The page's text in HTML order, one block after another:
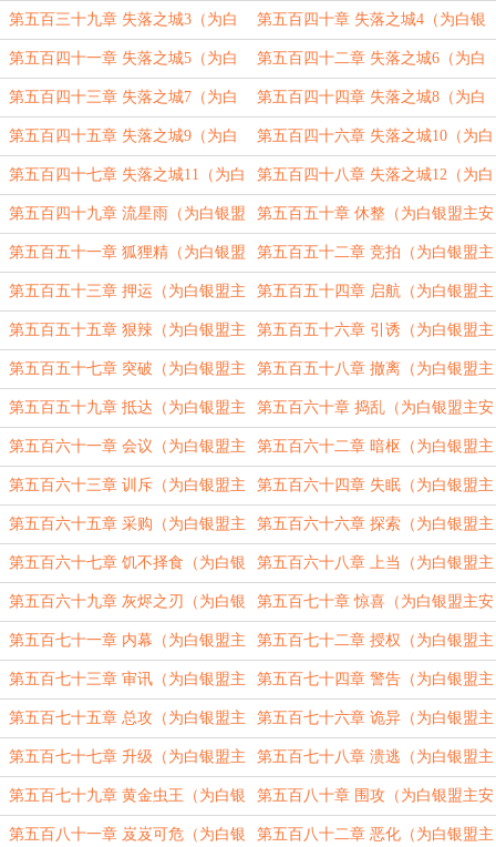
盟主安京元加更）（四合一） 银盟主安京元加更）（四合一）
第五百三十九章 失落之城3（为白
银盟主安京元加更）（四合一）
第五百四十章 失落之城4（为白银
盟主安京元加更）（四合一）
第五百四十一章 失落之城5（为白
银盟主安京元加更）（四合一）
第五百四十二章 失落之城6（为白
银盟主安京元加更）（四合一）
第五百四十三章 失落之城7（为白
银盟主安京元加更）（四合一）
第五百四十四章 失落之城8（为白
银盟主安京元加更）（四合一）
第五百四十五章 失落之城9（为白
银盟主安京元加更）（四合一）
第五百四十六章 失落之城10（为白
银盟主安京元加更）（四合一）
第五百四十七章 失落之城11（为白
银盟主安京元加更）（四合一）
第五百四十八章 失落之城12（为白
银盟主安京元加更）（四合一）
第五百四十九章 流星雨（为白银盟
主安京元加更）（四合一）
第五百五十章 休整（为白银盟主安
京元加更）（四合一）
第五百五十一章 狐狸精（为白银盟
主安京元加更）（四合一）
第五百五十二章 竞拍（为白银盟主
安京元加更）（四合一）
第五百五十三章 押运（为白银盟主
安京元加更）（四合一）
第五百五十四章 启航（为白银盟主
安京元加更）（四合一）
第五百五十五章 狠辣（为白银盟主
安京元加更）（四合一）
第五百五十六章 引诱（为白银盟主
安京元加更）（四合一）
第五百五十七章 突破（为白银盟主
安京元加更）（四合一）
第五百五十八章 撤离（为白银盟主
安京元加更）（四合一）
第五百五十九章 抵达（为白银盟主
安京元加更）（四合一）
第五百六十章 捣乱（为白银盟主安
京元加更）（四合一）
第五百六十一章 会议（为白银盟主
安京元加更）（四合一）
第五百六十二章 暗枢（为白银盟主
安京元加更）（四合一）
第五百六十三章 训斥（为白银盟主
安京元加更）（四合一）
第五百六十四章 失眠（为白银盟主
安京元加更）（四合一）
第五百六十五章 采购（为白银盟主
安京元加更）（四合一）
第五百六十六章 探索（为白银盟主
安京元加更）（四合一）
第五百六十七章 饥不择食（为白银
盟主安京元加更）（四合一）
第五百六十八章 上当（为白银盟主
安京元加更）（四合一）
第五百六十九章 灰烬之刃（为白银
盟主安京元加更）（四合一）
第五百七十章 惊喜（为白银盟主安
京元加更）（四合一）
第五百七十一章 内幕（为白银盟主
安京元加更）（四合一）
第五百七十二章 授权（为白银盟主
安京元加更）（四合一）
第五百七十三章 审讯（为白银盟主
安京元加更）（四合一）
第五百七十四章 警告（为白银盟主
安京元加更）（四合一）
第五百七十五章 总攻（为白银盟主
安京元加更）（四合一）
第五百七十六章 诡异（为白银盟主
安京元加更）（四合一）
第五百七十七章 升级（为白银盟主
安京元加更）（四合一）
第五百七十八章 溃逃（为白银盟主
安京元加更）（四合一）
第五百七十九章 黄金虫王（为白银
盟主安京元加更）（四合一）
第五百八十章 围攻（为白银盟主安
京元加更）（四合一）
第五百八十一章 岌岌可危（为白银 第五百八十二章 恶化（为白银盟主